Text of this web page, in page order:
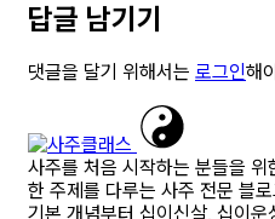
답글 남기기
댓글을 달기 위해서는 로그인해
사주를 처음 시작하는 분들을
한 주제를 다루는 사주 전문 블
기본 개념부터 십이신살, 십이